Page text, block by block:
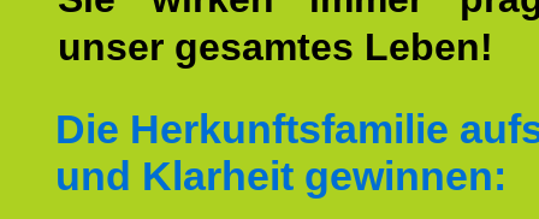
unser gesamtes Leben!
Die Herkunftsfamilie
und Klarheit gewinnen: